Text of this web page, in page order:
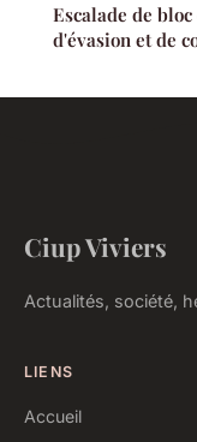
Escalade de
d'évasion et de
Ciup Viviers
Actualités, société,
LIENS
Accueil